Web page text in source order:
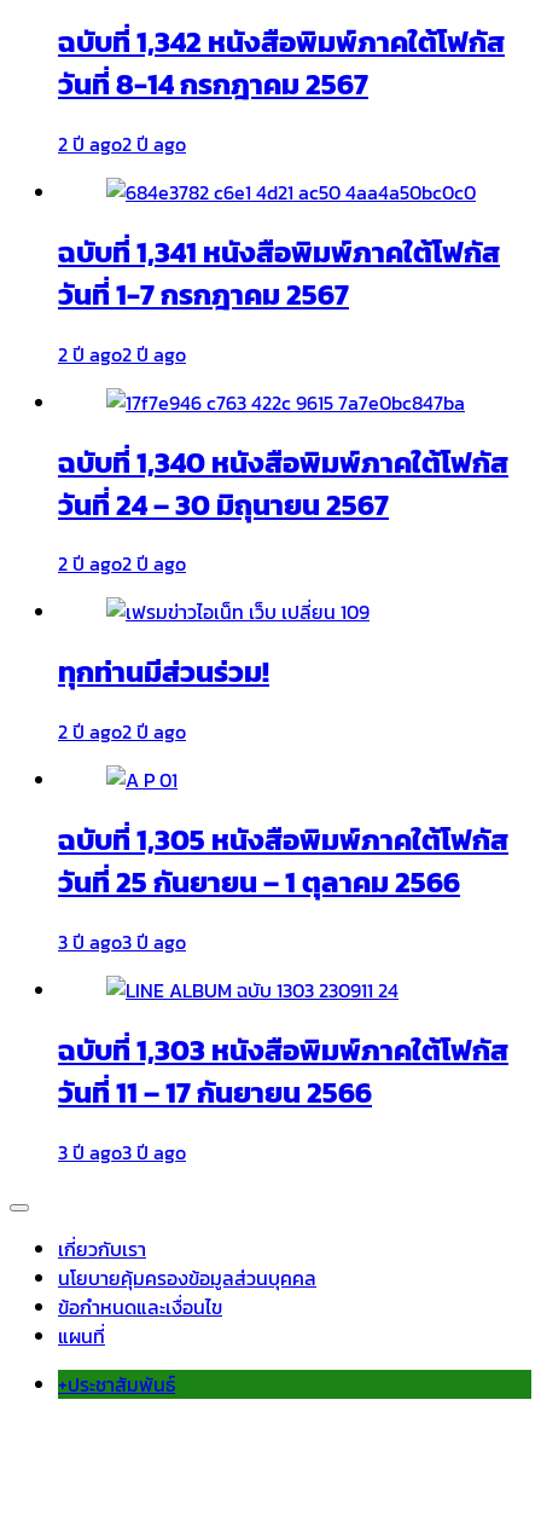
ฉบับที่ 1,342 หนังสือพิมพ์ภาคใต้โฟกัส
วันที่ 8-14 กรกฎาคม 2567
2 ปี ago2 ปี ago
ฉบับที่ 1,341 หนังสือพิมพ์ภาคใต้โฟกัส
วันที่ 1-7 กรกฎาคม 2567
2 ปี ago2 ปี ago
ฉบับที่ 1,340 หนังสือพิมพ์ภาคใต้โฟกัส
วันที่ 24 – 30 มิถุนายน 2567
2 ปี ago2 ปี ago
ทุกท่านมีส่วนร่วม!
2 ปี ago2 ปี ago
ฉบับที่ 1,305 หนังสือพิมพ์ภาคใต้โฟกัส
วันที่ 25 กันยายน – 1 ตุลาคม 2566
3 ปี ago3 ปี ago
ฉบับที่ 1,303 หนังสือพิมพ์ภาคใต้โฟกัส
วันที่ 11 – 17 กันยายน 2566
3 ปี ago3 ปี ago
เกี่ยวกับเรา
นโยบายคุ้มครองข้อมูลส่วนบุคคล
ข้อกำหนดและเงื่อนไข
แผนที่
+ประชาสัมพันธ์